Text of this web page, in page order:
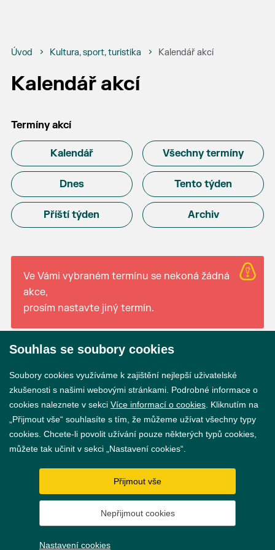
Úvod Kultura, sport, turistika Kalendář akcí
Kalendář akcí
Termíny akcí
Kalendář Všechny termíny
Dnes Tento týden
Příští týden Archiv
Ve Vámi vybraném termínu se nekoná žádná
akce,
prosím nastavte jiný termín.
GDPR
Nastavení cookies
Souhlas se soubory cookies
Soubory cookies využíváme k zajištění nejlepší uživatelské
zkušenosti s našimi webovými stránkami. Podrobné informace o
cookies naleznete v sekci Více informací o cookies . Kliknutím na
„Přijmout vše“ souhlasíte s tím, že můžeme užívat všechny typy
cookies. Chcete-li povolit užívání pouze některých typů cookies,
můžete tak učinit v sekci „Nastavení cookies“.
Přijmout vše
Nepřijmout cookies
Nastavení cookies